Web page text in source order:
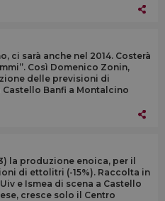
ci sarà anche nel 2014. Costerà
Così Domenico Zonin,
delle previsioni di
Castello Banfi a Montalcino
la produzione enoica, per il
di ettolitri (-15%). Raccolta in
e Ismea di scena a Castello
cresce solo il Centro